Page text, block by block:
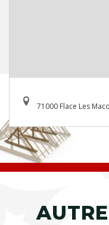
71000 Flace Les